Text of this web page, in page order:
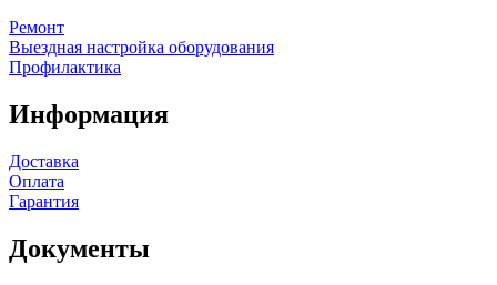
Ремонт
Выездная настройка оборудования
Профилактика
Информация
Доставка
Оплата
Гарантия
Документы